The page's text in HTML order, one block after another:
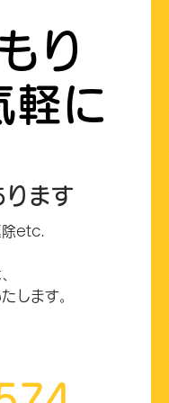
り
軽に
ります
etc.
します。